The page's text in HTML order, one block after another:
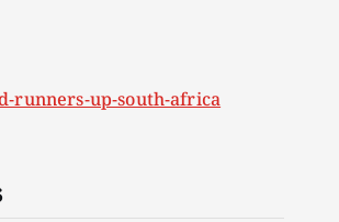
runners-up-south-africa